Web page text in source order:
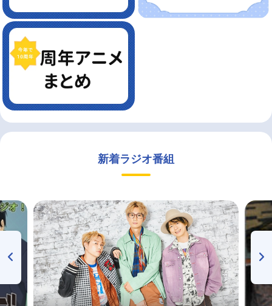
新着ラジオ番組